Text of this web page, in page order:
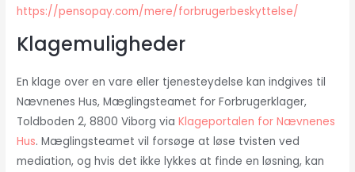
https://pensopay.com/mere/forbrugerbeskyttelse/
Klagemuligheder
En klage over en vare eller tjenesteydelse kan indgives til
Nævnenes Hus, Mæglingsteamet for Forbrugerklager,
Toldboden 2, 8800 Viborg viaKlageportalen for Nævnenes
Hus. Mæglingsteamet vil forsøge at løse tvisten ved
mediation, og hvis det ikke lykkes at finde en løsning, kan